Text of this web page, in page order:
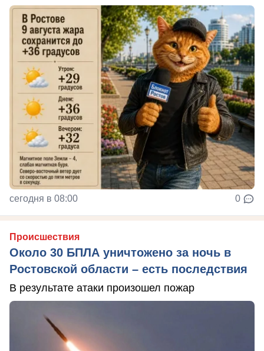
сегодня в 08:00 0
Происшествия
Около 30 БПЛА уничтожено за ночь в
Ростовской области – есть последствия
В результате атаки произошел пожар